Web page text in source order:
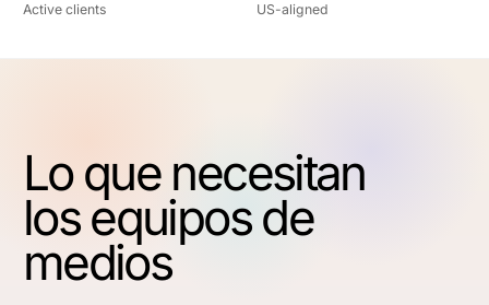
Active clients US-aligned
Lo que necesitan
los equipos de
medios